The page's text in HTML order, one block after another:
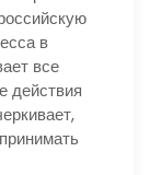
в
все
действия